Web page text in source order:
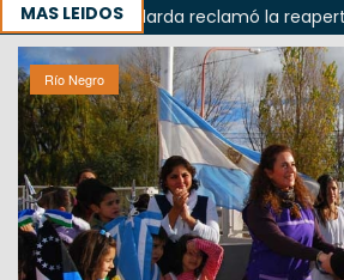
MAS LEIDOS
Odarda reclamó la reapertura de
Río Negro